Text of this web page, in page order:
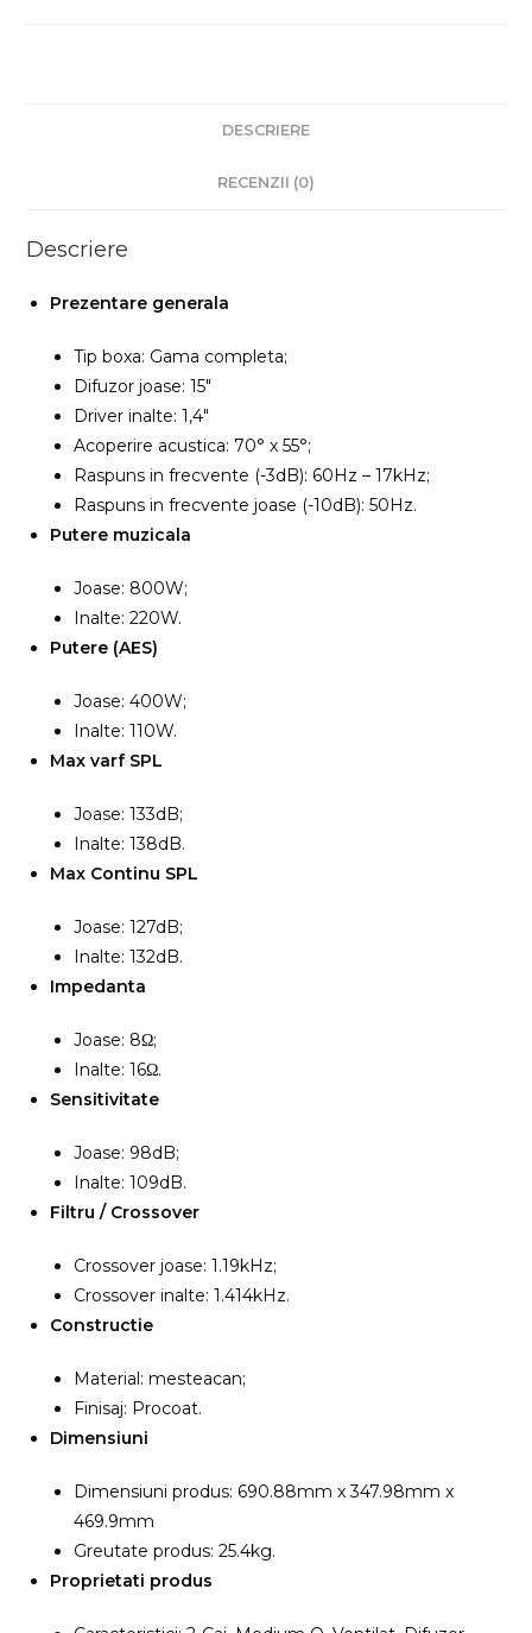
DESCRIERE
RECENZII (0)
Descriere
Prezentare generala
Tip boxa: Gama completa;
Difuzor joase: 15″
Driver inalte: 1,4″
Acoperire acustica: 70° x 55°;
Raspuns in frecvente (-3dB): 60Hz – 17kHz;
Raspuns in frecvente joase (-10dB): 50Hz.
Putere muzicala
Joase: 800W;
Inalte: 220W.
Putere (AES)
Joase: 400W;
Inalte: 110W.
Max varf SPL
Joase: 133dB;
Inalte: 138dB.
Max Continu SPL
Joase: 127dB;
Inalte: 132dB.
Impedanta
Joase: 8Ω;
Inalte: 16Ω.
Sensitivitate
Joase: 98dB;
Inalte: 109dB.
Filtru / Crossover
Crossover joase: 1.19kHz;
Crossover inalte: 1.414kHz.
Constructie
Material: mesteacan;
Finisaj: Procoat.
Dimensiuni
Dimensiuni produs: 690.88mm x 347.98mm x
469.9mm
Greutate produs: 25.4kg.
Proprietati produs